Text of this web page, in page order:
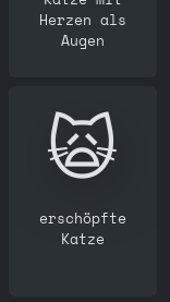
Herzen als
Augen
🙀
erschöpfte
Katze